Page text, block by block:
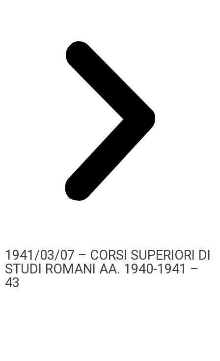
1941/03/07 – CORSI SUPERIORI DI
STUDI ROMANI AA. 1940-1941 –
43